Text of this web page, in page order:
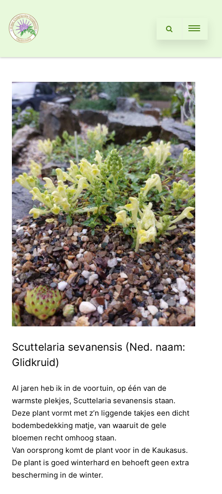
Scuttelaria sevanensis (Ned. naam:
Glidkruid)
Al jaren heb ik in de voortuin, op één van de
warmste plekjes, Scuttelaria sevanensis staan.
Deze plant vormt met z’n liggende takjes een dicht
bodembedekking matje, van waaruit de gele
bloemen recht omhoog staan.
Van oorsprong komt de plant voor in de Kaukasus.
De plant is goed winterhard en behoeft geen extra
bescherming in de winter.